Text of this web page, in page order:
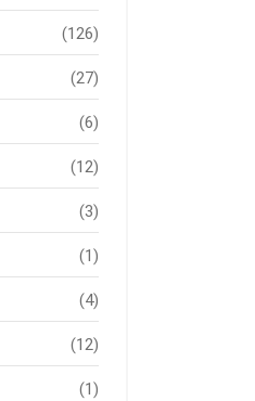
(126)
(27)
(6)
(12)
(3)
(1)
(4)
(12)
(1)